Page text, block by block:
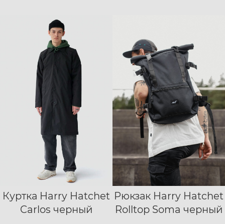
Куртка Harry Hatchet
Carlos черный
XS S M
L
XL
XXL XXXL
Рюкзак Harry Hatchet
Rolltop Soma черный